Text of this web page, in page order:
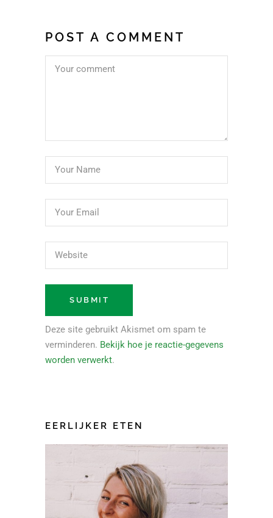
POST A COMMENT
Deze site gebruikt Akismet om spam te
verminderen. Bekijk hoe je reactie-gegevens
worden verwerkt.
EERLIJKER ETEN